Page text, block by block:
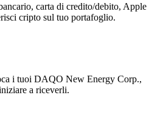
carta di credito/debito, Apple
cripto sul tuo portafoglio.
i tuoi DAQO New Energy Corp.,
a riceverli.